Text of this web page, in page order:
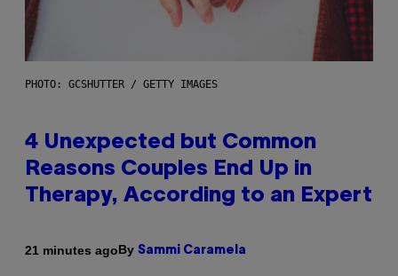
PHOTO: GCSHUTTER / GETTY IMAGES
4 Unexpected but Common
Reasons Couples End Up in
Therapy, According to an Expert
21 minutes agoBy Sammi Caramela